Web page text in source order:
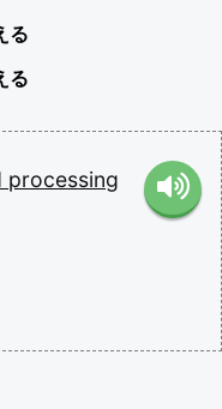
る
る
processing